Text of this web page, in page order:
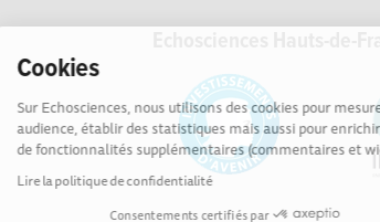
Cookies
Sur Echosciences, nous utilisons des cookies pour
audience, établir des statistiques mais aussi pour
de fonctionnalités supplémentaires (commentaires
Lire la politique de confidentialité
Consentements certifiés par
Echosciences Hauts-